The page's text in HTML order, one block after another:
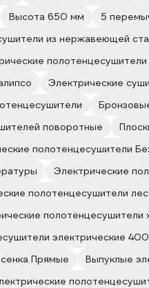
Высота 650 мм 5
из нержавеющей
Электрические
поворотные
полотенцесушители
Электрические
полотенцесушители
полотенцесушители
электрические
Прямые
Выпуклые